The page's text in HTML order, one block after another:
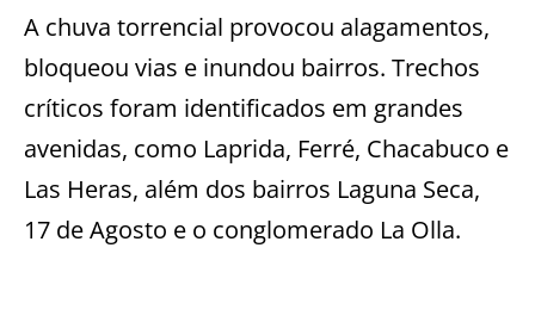
A chuva torrencial provocou alagamentos,
bloqueou vias e inundou bairros. Trechos
críticos foram identificados em grandes
avenidas, como Laprida, Ferré, Chacabuco e
Las Heras, além dos bairros Laguna Seca,
17 de Agosto e o conglomerado La Olla.